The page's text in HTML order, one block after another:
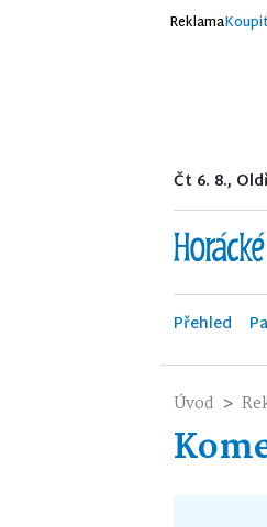
Reklama
Čt 6. 8.,
Přehled
Úvod